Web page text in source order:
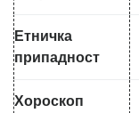
Етничка
припадност
Хороскоп